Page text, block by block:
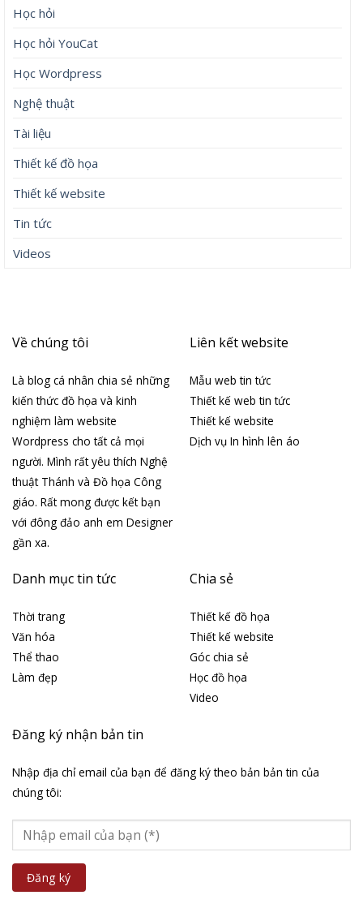
Học hỏi
Học hỏi YouCat
Học Wordpress
Nghệ thuật
Tài liệu
Thiết kế đồ họa
Thiết kế website
Tin tức
Videos
Về chúng tôi
Là blog cá nhân chia sẻ những
kiến thức đồ họa và kinh
nghiệm làm website
Wordpress cho tất cả mọi
người. Mình rất yêu thích Nghệ
thuật Thánh và Đồ họa Công
giáo. Rất mong được kết bạn
với đông đảo anh em Designer
gần xa.
Liên kết website
Mẫu web tin tức
Thiết kế web tin tức
Thiết kế website
Dịch vụ In hình lên áo
Danh mục tin tức
Thời trang
Văn hóa
Thể thao
Làm đẹp
Chia sẻ
Thiết kế đồ họa
Thiết kế website
Góc chia sẻ
Học đồ họa
Video
Đăng ký nhận bản tin
Nhập địa chỉ email của bạn để đăng ký theo bản bản tin của
chúng tôi: